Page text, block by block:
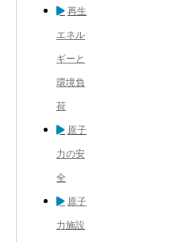
再生
エネル
ギーと
環境負
荷
原子
力の安
全
原子
力施設